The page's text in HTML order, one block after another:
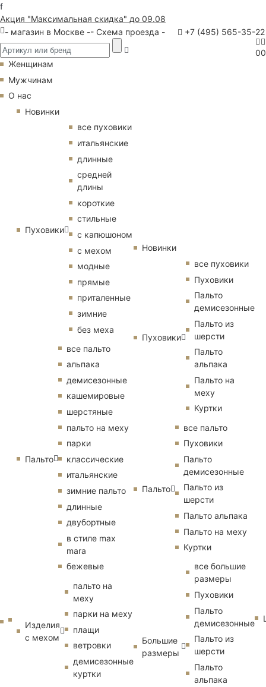
f
Акция "Максимальная скидка" до 09.08
- магазин в Москве -- Схема проезда - +7 (495) 565-35-22
00
Женщинам
Мужчинам
О нас
Новинки
Пуховики
все пуховики
итальянские
длинные
средней
длины
короткие
стильные
с капюшоном
с мехом
модные
прямые
приталенные
зимние
без меха
Пальто
все пальто
альпака
демисезонные
кашемировые
шерстяные
пальто на меху
парки
классические
итальянские
зимние пальто
длинные
двубортные
в стиле max
mara
бежевые
Изделия
с мехом
пальто на
меху
парки на меху
плащи
ветровки
демисезонные
куртки
Новинки
Пуховики
все пуховики
Пуховики
Пальто
демисезонные
Пальто из
шерсти
Пальто
альпака
Пальто на
меху
Куртки
Пальто
все пальто
Пуховики
Пальто
демисезонные
Пальто из
шерсти
Пальто альпака
Пальто на меху
Куртки
Большие
размеры
все большие
размеры
Пуховики
Пальто
демисезонные
Пальто из
шерсти
Пальто
альпака